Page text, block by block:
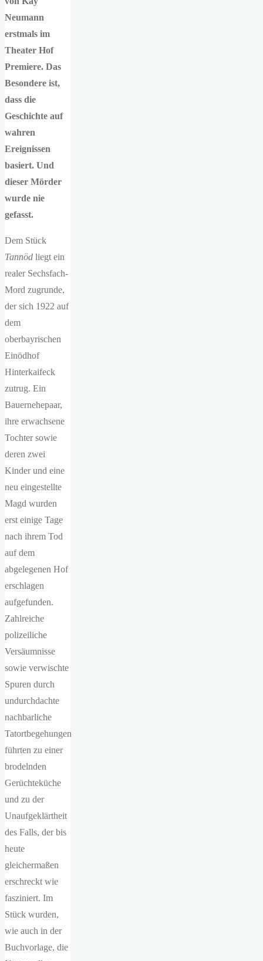
Neumann
erstmals im
Theater Hof
Premiere. Das
Besondere ist,
dass die
Geschichte auf
wahren
Ereignissen
basiert. Und
dieser Mörder
wurde nie
gefasst.
Dem Stück
Tannöd liegt ein
realer Sechsfach-
Mord zugrunde,
der sich 1922 auf
dem
oberbayrischen
Einödhof
Hinterkaifeck
zutrug. Ein
Bauernehepaar,
ihre erwachsene
Tochter sowie
deren zwei
Kinder und eine
neu eingestellte
Magd wurden
erst einige Tage
nach ihrem Tod
auf dem
abgelegenen Hof
erschlagen
aufgefunden.
Zahlreiche
polizeiliche
Versäumnisse
sowie verwischte
Spuren durch
undurchdachte
nachbarliche
Tatortbegehungen
führten zu einer
brodelnden
Gerüchteküche
und zu der
Unaufgeklärtheit
des Falls, der bis
heute
gleichermaßen
erschreckt wie
fasziniert. Im
Stück wurden,
wie auch in der
Buchvorlage, die